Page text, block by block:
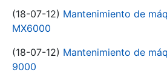
(18-07-12) Mantenimiento de
MX6000
(18-07-12) Mantenimiento de
9000